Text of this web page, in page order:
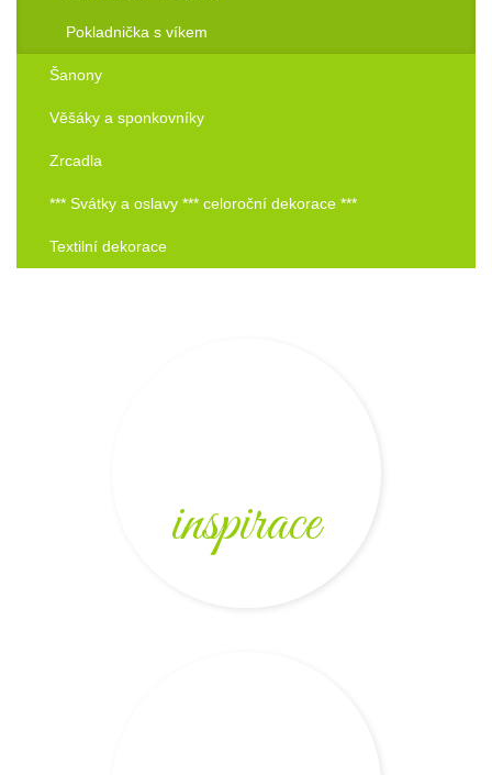
Pokladnička s víkem
Šanony
Věšáky a sponkovníky
Zrcadla
*** Svátky a oslavy *** celoroční dekorace ***
Textilní dekorace
inspirace